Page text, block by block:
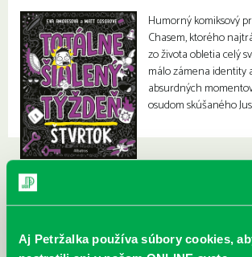
Aj Petržalka používa súbory cookies,
Humorný komiksový
Chasem, ktorého
zo života obletia celý
málo zámena identity
absurdných
osudom skúšaného